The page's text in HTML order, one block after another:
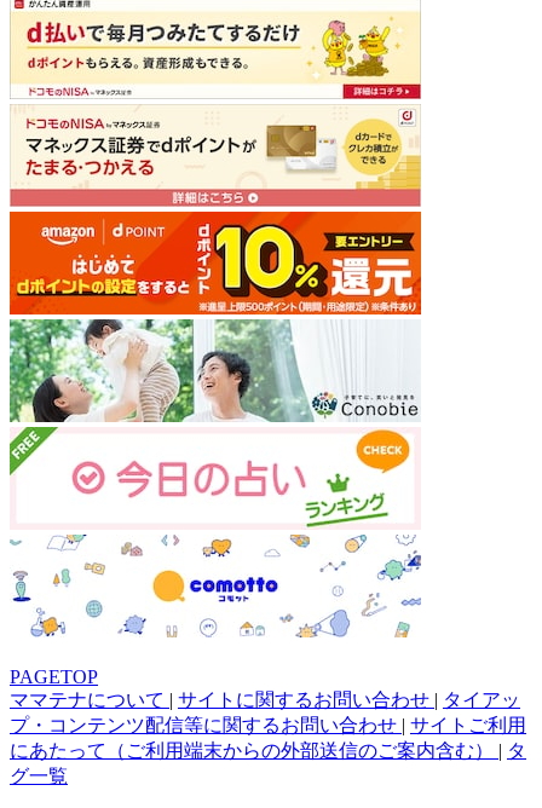
PAGETOP
ママテナについて | サイトに関するお問い合わせ | タイアッ
プ・コンテンツ配信等に関するお問い合わせ | サイトご利用
にあたって（ご利用端末からの外部送信のご案内含む） | タ
グ一覧